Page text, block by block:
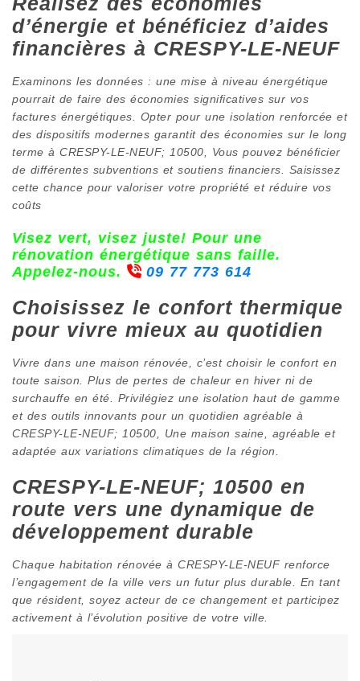
d’énergie et bénéficiez d’aides
financières à CRESPY-LE-NEUF
Examinons les données : une mise à niveau énergétique
pourrait de faire des économies significatives sur vos
factures énergétiques. Opter pour une isolation renforcée et
des dispositifs modernes garantit des économies sur le long
terme à CRESPY-LE-NEUF; 10500, Vous pouvez bénéficier
de différentes subventions et soutiens financiers. Saisissez
cette chance pour valoriser votre propriété et réduire vos
coûts
Visez vert, visez juste! Pour une
rénovation énergétique sans faille.
Appelez-nous.
09 77 773 614
Choisissez le confort thermique
pour vivre mieux au quotidien
Vivre dans une maison rénovée, c’est choisir le confort en
toute saison. Plus de pertes de chaleur en hiver ni de
surchauffe en été. Privilégiez une isolation haut de gamme
et des outils innovants pour un quotidien agréable à
CRESPY-LE-NEUF; 10500, Une maison saine, agréable et
adaptée aux variations climatiques de la région.
CRESPY-LE-NEUF; 10500 en
route vers une dynamique de
développement durable
Chaque habitation rénovée à CRESPY-LE-NEUF renforce
l’engagement de la ville vers un futur plus durable. En tant
que résident, soyez acteur de ce changement et participez
activement à l’évolution positive de votre ville.